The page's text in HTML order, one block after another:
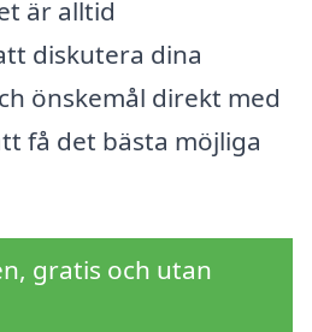
är alltid
diskutera dina
önskemål direkt med
få det bästa möjliga
gratis och utan